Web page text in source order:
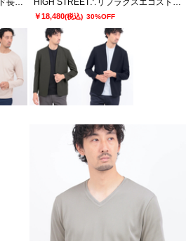
HIGH STREET∴ウェーブグリッド長袖クルーネック HIGH STREET∴リフラクスエコストレッチノーカラージャケット
￥18,480(税込) 30%OFF